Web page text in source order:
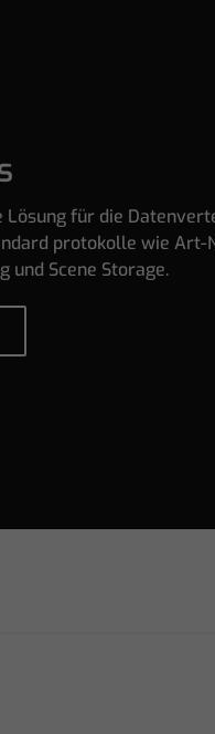
Lösung für die
protokolle wie Art-
und Scene Storage.